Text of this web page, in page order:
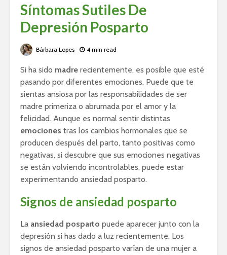
Síntomas Sutiles De
Depresión Posparto
Bárbara Lopes 4 min read
Si ha sido madre recientemente, es posible que esté
pasando por diferentes emociones. Puede que te
sientas ansiosa por las responsabilidades de ser
madre primeriza o abrumada por el amor y la
felicidad. Aunque es normal sentir distintas
emociones tras los cambios hormonales que se
producen después del parto, tanto positivas como
negativas, si descubre que sus emociones negativas
se están volviendo incontrolables, puede estar
experimentando ansiedad posparto.
Signos de ansiedad posparto
La ansiedad posparto puede aparecer junto con la
depresión si has dado a luz recientemente. Los
signos de ansiedad posparto varían de una mujer a